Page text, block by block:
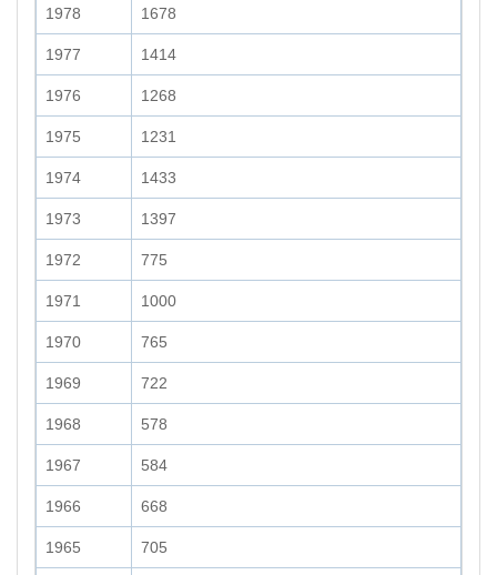
1978 1678
1977 1414
1976 1268
1975 1231
1974 1433
1973 1397
1972 775
1971 1000
1970 765
1969 722
1968 578
1967 584
1966 668
1965 705